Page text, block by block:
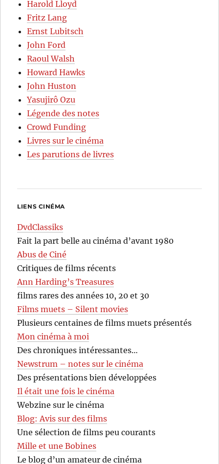
Harold Lloyd
Fritz Lang
Ernst Lubitsch
John Ford
Raoul Walsh
Howard Hawks
John Huston
Yasujirô Ozu
Légende des notes
Crowd Funding
Livres sur le cinéma
Les parutions de livres
LIENS CINÉMA
DvdClassiks
Fait la part belle au cinéma d’avant 1980
Abus de Ciné
Critiques de films récents
Ann Harding’s Treasures
films rares des années 10, 20 et 30
Films muets – Silent movies
Plusieurs centaines de films muets présentés
Mon cinéma à moi
Des chroniques intéressantes…
Newstrum – notes sur le cinéma
Des présentations bien développées
Il était une fois le cinéma
Webzine sur le cinéma
Blog: Avis sur des films
Une sélection de films peu courants
Mille et une Bobines
Le blog d’un amateur de cinéma